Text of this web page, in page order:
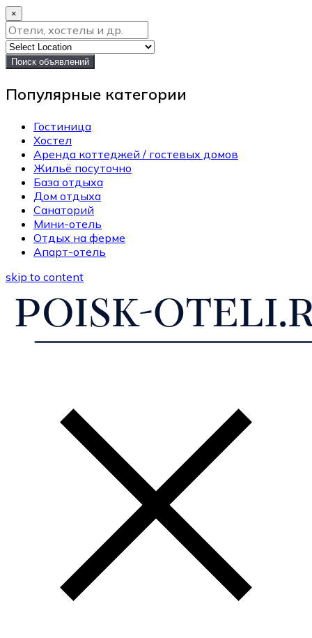
×
Поиск объявлений
Популярные категории
Гостиница
Хостел
Аренда коттеджей / гостевых домов
Жильё посуточно
База отдыха
Дом отдыха
Санаторий
Мини-отель
Отдых на ферме
Апарт-отель
skip to content